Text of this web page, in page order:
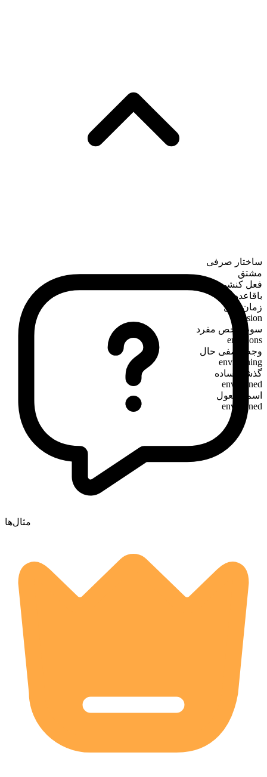
ساختار صرفی
مشتق
فعل کنشی
باقاعده
زمان حال
envision
سوم‌شخص مفرد
envisions
وجه وصفی حال
envisioning
گذشته ساده
envisioned
اسم مفعول
envisioned
مثال‌ها